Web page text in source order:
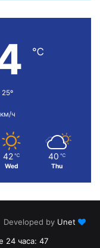
℃
25º
ч
42 ℃
Wed
40 ℃
Thu
by Unet
24 часа: 47